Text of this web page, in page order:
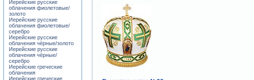
Иерейские русские
облачения фиолетовые/
золото
Иерейские русские
облачения фиолетовые/
серебро
Иерейские русские
облачения чёрные/золото
Иерейские русские
облачения чёрные/
серебро
Иерейские греческие
облачения
Иерейские греческие